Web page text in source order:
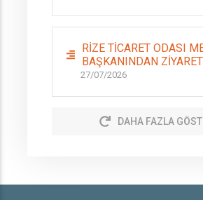
RİZE TİCARET ODASI
BAŞKANINDAN ZİYARET
27/07/2026
DAHA FAZLA